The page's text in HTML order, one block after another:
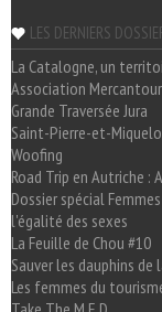
LES DERNIERS
La Catalogne, un
Association
Grande Traversée Jura
Saint-Pierre-et-
Woofing
Road Trip en Autriche :
Dossier spécial
l'égalité des sexes
La Feuille de Chou #10
Sauver les dauphins de
Les femmes du